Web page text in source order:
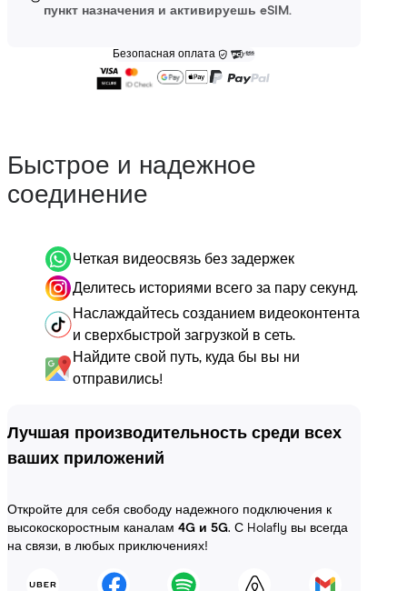
пункт назначения и активируешь eSIM.
Безопасная оплата
Быстрое и надежное
соединение
Четкая видеосвязь без задержек
Делитесь историями всего за пару секунд.
Наслаждайтесь созданием видеоконтента
и сверхбыстрой загрузкой в сеть.
Найдите свой путь, куда бы вы ни
отправились!
Лучшая производительность среди всех
ваших приложений
Откройте для себя свободу надежного подключения к
высокоскоростным каналам 4G и 5G. С Holafly вы всегда
на связи, в любых приключениях!